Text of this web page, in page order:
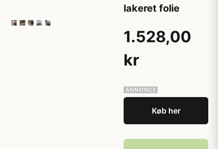
lakeret folie
1.528,00
kr
Køb her